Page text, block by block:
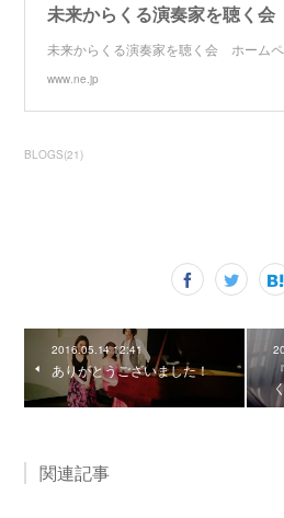
未来からくる演奏家を聴く
未来からくる演奏家を聴く会 ホーム
www.ne.jp
BLOGS(21)
2016.05.14 12:41
ありがとうございました！
関連記事